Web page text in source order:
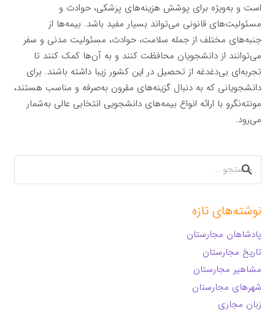
است و به‌ویژه برای پوشش هزینه‌های پزشکی، حوادث و
مسئولیت‌های قانونی می‌تواند بسیار مفید باشد. بیمه‌ها از
جنبه‌های مختلف از جمله سلامت، حوادث، مسئولیت مدنی و سفر
می‌توانند از دانشجویان محافظت کنند و به آن‌ها کمک کنند تا
تجربه‌ای بی‌دغدغه از تحصیل در این کشور زیبا داشته باشند. برای
دانشجویانی که به دنبال گزینه‌های مقرون به‌صرفه و مناسب هستند،
مونته‌نگرو با ارائه انواع بیمه‌های دانشجویی انتخابی عالی به‌شمار
می‌رود.
جستجو
برای:
نوشته‌های تازه
پادشاهان مجارستان
تاریخ مجارستان
مشاهیر مجارستان
شهرهای مجارستان
زبان مجاری